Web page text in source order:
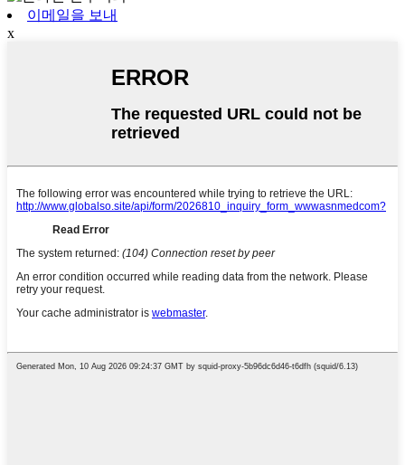
이메일을 보내
x